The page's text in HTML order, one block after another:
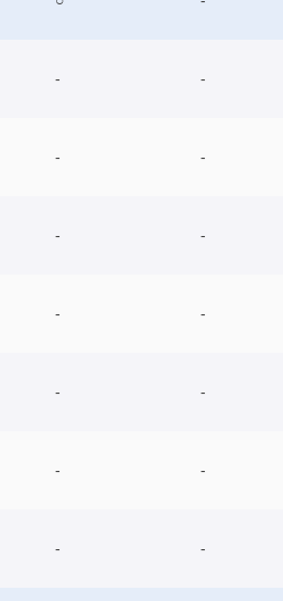
- -
- -
- -
- -
- -
- -
- -